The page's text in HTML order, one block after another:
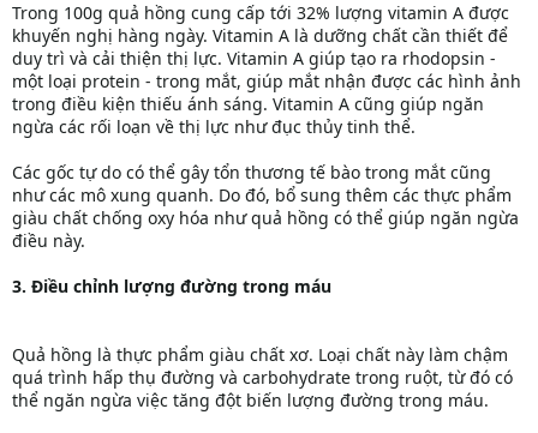
Trong 100g quả hồng cung cấp tới 32% lượng vitamin A được
khuyến nghị hàng ngày. Vitamin A là dưỡng chất cần thiết để
duy trì và cải thiện thị lực. Vitamin A giúp tạo ra rhodopsin -
một loại protein - trong mắt, giúp mắt nhận được các hình ảnh
trong điều kiện thiếu ánh sáng. Vitamin A cũng giúp ngăn
ngừa các rối loạn về thị lực như đục thủy tinh thể.
Các gốc tự do có thể gây tổn thương tế bào trong mắt cũng
như các mô xung quanh. Do đó, bổ sung thêm các thực phẩm
giàu chất chống oxy hóa như quả hồng có thể giúp ngăn ngừa
điều này.
3. Điều chỉnh lượng đường trong máu
Quả hồng là thực phẩm giàu chất xơ. Loại chất này làm chậm
quá trình hấp thụ đường và carbohydrate trong ruột, từ đó có
thể ngăn ngừa việc tăng đột biến lượng đường trong máu.